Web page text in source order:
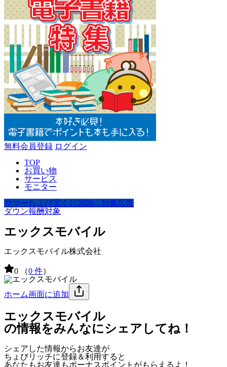
無料会員登録 ログイン
TOP
お買い物
サービス
モニター
サマーちょび宝くじ2026：対象広告
ダウン報酬対象
エックスモバイル
エックスモバイル株式会社
0 （0 件）
ホーム画面に追加
エックスモバイル
の情報をみんなにシェアしてね！
シェアした情報からお友達が
ちょびリッチに登録＆利用すると
あなたもお友達もボーナスポイント がもらえるよ！